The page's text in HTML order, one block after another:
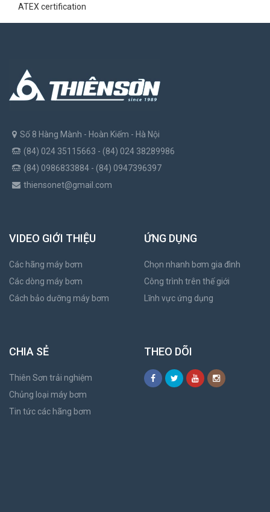
ATEX certification
Số 8 Hàng Mành - Hoàn Kiếm - Hà Nội
(84) 024 35115663 - (84) 024 38289986
(84) 0986833884 - (84) 0947396397
thiensonet@gmail.com
VIDEO GIỚI THIỆU
Các hãng máy bơm
Các dòng máy bơm
Cách bảo dưỡng máy bơm
ỨNG DỤNG
Chọn nhanh bơm gia đình
Công trình trên thế giới
Lĩnh vực ứng dụng
CHIA SẺ
Thiên Sơn trải nghiệm
Chủng loại máy bơm
Tin tức các hãng bơm
THEO DÕI